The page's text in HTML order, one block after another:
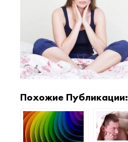
Похожие Публикации: